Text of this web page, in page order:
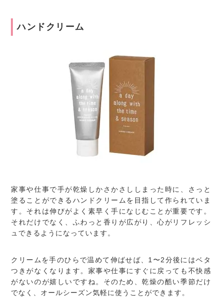
ハンドクリーム
家事や仕事で手が乾燥しかさかさししまった時に、さっと
塗ることができるハンドクリームを目指して作られていま
す。それは伸びがよく素早く手になじむことが重要です。
それだけでなく、ふわっと香りが広がり、心がリフレッシ
ュできるようになっています。
クリームを手のひらで温めて伸ばせば、1〜2分後にはベタ
つきがなくなります。家事や仕事にすぐに戻っても不快感
がないのが嬉しいですね。そのため、乾燥の酷い季節だけ
でなく、オールシーズン気軽に使うことができます。